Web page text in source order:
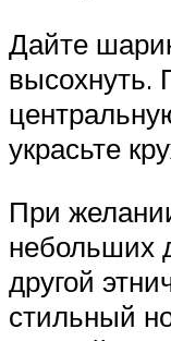
Дайте
высохнуть.
украсьте
При
небольших
другой
стильный